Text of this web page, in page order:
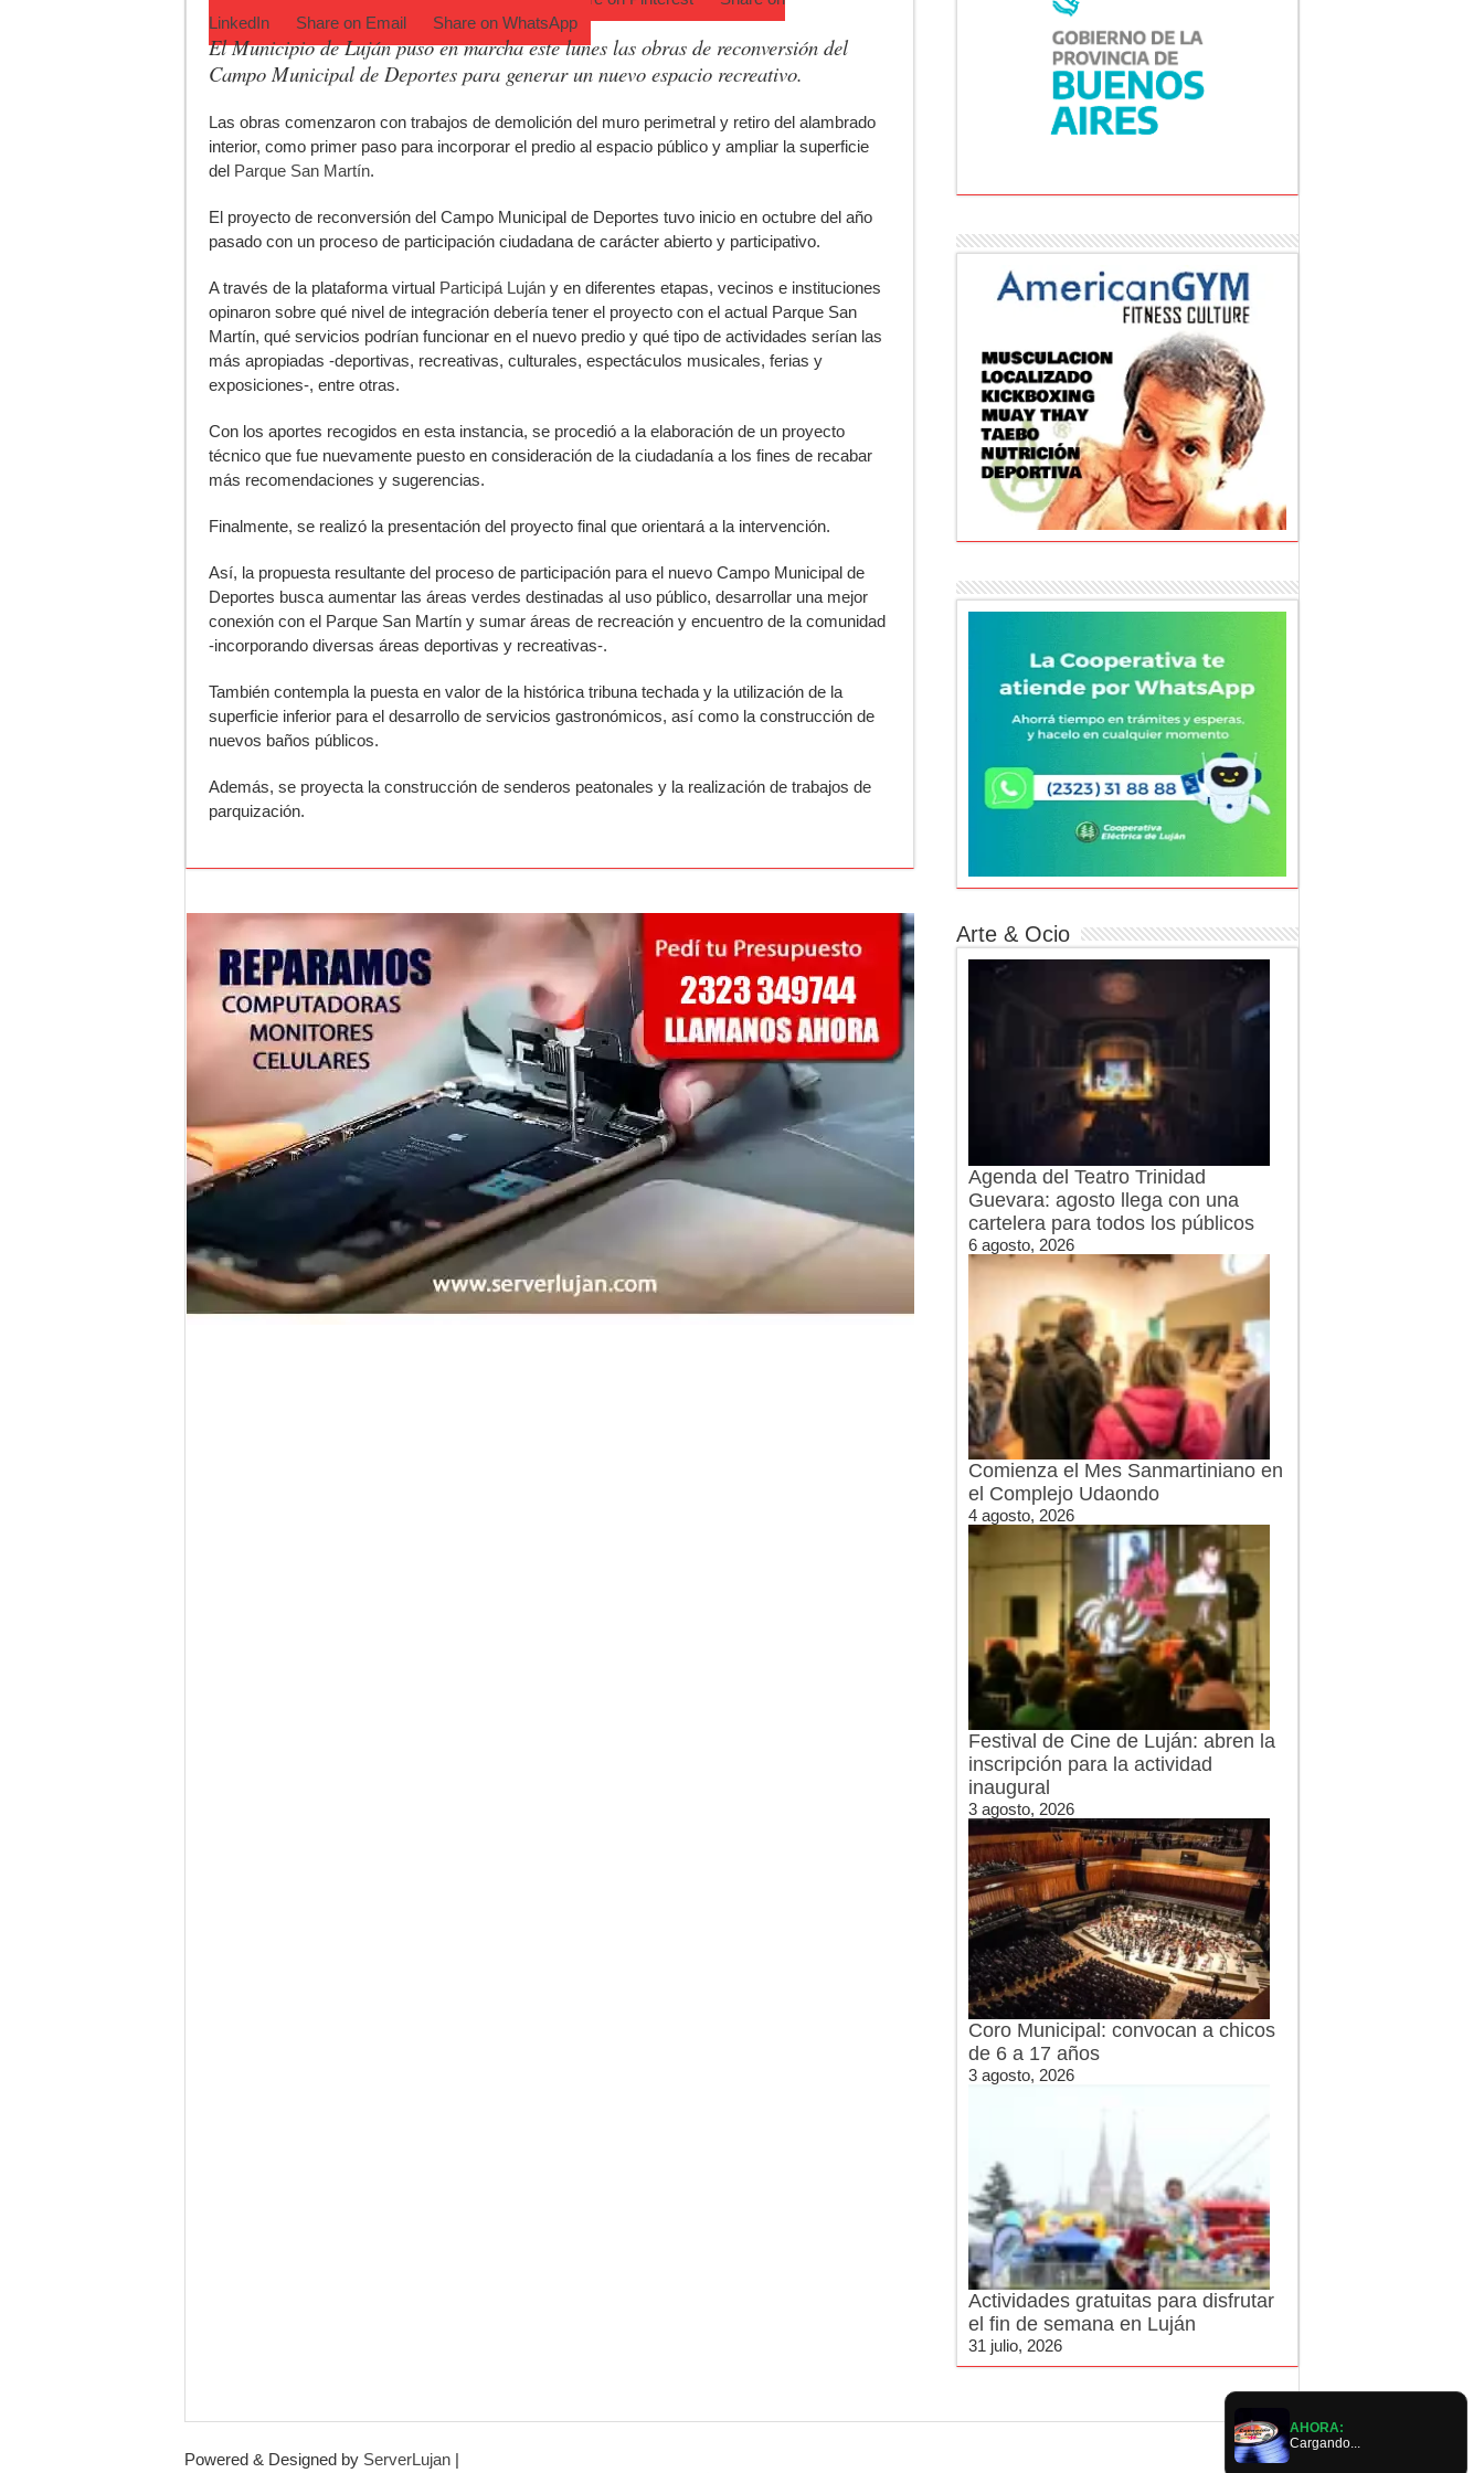
LinkedIn
Share on Email Share on WhatsApp
El Municipio de Luján puso en marcha este lunes las obras de reconversión del
Campo Municipal de Deportes para generar un nuevo espacio recreativo.
Las obras comenzaron con trabajos de demolición del muro perimetral y retiro del alambrado
interior, como primer paso para incorporar el predio al espacio público y ampliar la superficie
del Parque San Martín.
El proyecto de reconversión del Campo Municipal de Deportes tuvo inicio en octubre del año
pasado con un proceso de participación ciudadana de carácter abierto y participativo.
A través de la plataforma virtual Participá Luján y en diferentes etapas, vecinos e instituciones
opinaron sobre qué nivel de integración debería tener el proyecto con el actual Parque San
Martín, qué servicios podrían funcionar en el nuevo predio y qué tipo de actividades serían las
más apropiadas -deportivas, recreativas, culturales, espectáculos musicales, ferias y
exposiciones-, entre otras.
Con los aportes recogidos en esta instancia, se procedió a la elaboración de un proyecto
técnico que fue nuevamente puesto en consideración de la ciudadanía a los fines de recabar
más recomendaciones y sugerencias.
Finalmente, se realizó la presentación del proyecto final que orientará a la intervención.
Así, la propuesta resultante del proceso de participación para el nuevo Campo Municipal de
Deportes busca aumentar las áreas verdes destinadas al uso público, desarrollar una mejor
conexión con el Parque San Martín y sumar áreas de recreación y encuentro de la comunidad
-incorporando diversas áreas deportivas y recreativas-.
También contempla la puesta en valor de la histórica tribuna techada y la utilización de la
superficie inferior para el desarrollo de servicios gastronómicos, así como la construcción de
nuevos baños públicos.
Además, se proyecta la construcción de senderos peatonales y la realización de trabajos de
parquización.
Arte & Ocio
Agenda del Teatro Trinidad
Guevara: agosto llega con una
cartelera para todos los públicos
6 agosto, 2026
Comienza el Mes Sanmartiniano en
el Complejo Udaondo
4 agosto, 2026
Festival de Cine de Luján: abren la
inscripción para la actividad
inaugural
3 agosto, 2026
Coro Municipal: convocan a chicos
de 6 a 17 años
3 agosto, 2026
Actividades gratuitas para disfrutar
el fin de semana en Luján
31 julio, 2026
Powered & Designed by ServerLujan |
AHORA:
Cargando...